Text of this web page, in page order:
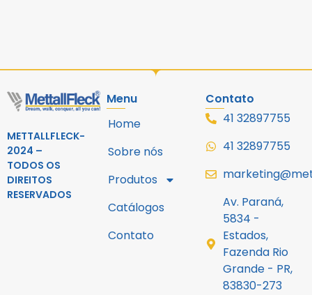
METTALLFLECK-
2024 –
TODOS OS
DIREITOS
RESERVADOS
Menu
Home
Sobre nós
Produtos
Catálogos
Contato
Contato
41 32897755
41 32897755
Av. Paraná,
5834 -
Estados,
Fazenda Rio
Grande - PR,
83830-273